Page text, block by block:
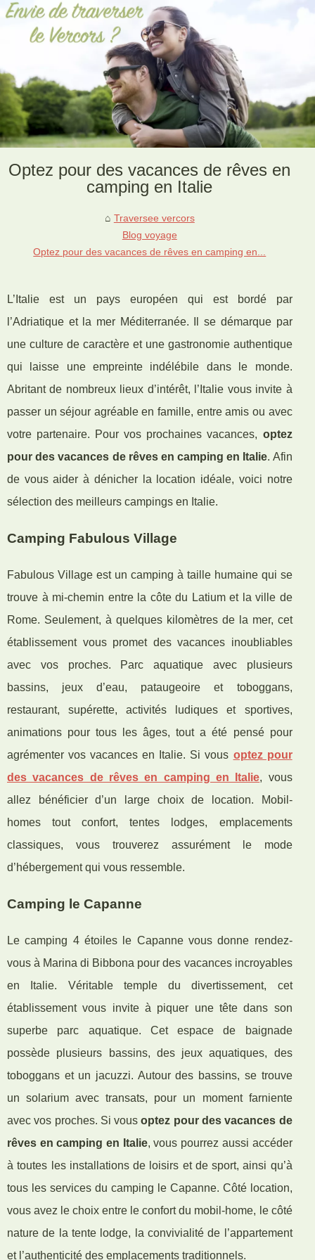
Optez pour des vacances de rêves en
camping en Italie
Traversee vercors
Blog voyage
Optez pour des vacances de rêves en camping en...
L’Italie est un pays européen qui est bordé par
l’Adriatique et la mer Méditerranée. Il se démarque par
une culture de caractère et une gastronomie authentique
qui laisse une empreinte indélébile dans le monde.
Abritant de nombreux lieux d’intérêt, l’Italie vous invite à
passer un séjour agréable en famille, entre amis ou avec
votre partenaire. Pour vos prochaines vacances, optez
pour des vacances de rêves en camping en Italie. Afin
de vous aider à dénicher la location idéale, voici notre
sélection des meilleurs campings en Italie.
Camping Fabulous Village
Fabulous Village est un camping à taille humaine qui se
trouve à mi-chemin entre la côte du Latium et la ville de
Rome. Seulement, à quelques kilomètres de la mer, cet
établissement vous promet des vacances inoubliables
avec vos proches. Parc aquatique avec plusieurs
bassins, jeux d’eau, pataugeoire et toboggans,
restaurant, supérette, activités ludiques et sportives,
animations pour tous les âges, tout a été pensé pour
agrémenter vos vacances en Italie. Si vous optez pour
des vacances de rêves en camping en Italie, vous
allez bénéficier d’un large choix de location. Mobil-
homes tout confort, tentes lodges, emplacements
classiques, vous trouverez assurément le mode
d’hébergement qui vous ressemble.
Camping le Capanne
Le camping 4 étoiles le Capanne vous donne rendez-
vous à Marina di Bibbona pour des vacances incroyables
en Italie. Véritable temple du divertissement, cet
établissement vous invite à piquer une tête dans son
superbe parc aquatique. Cet espace de baignade
possède plusieurs bassins, des jeux aquatiques, des
toboggans et un jacuzzi. Autour des bassins, se trouve
un solarium avec transats, pour un moment farniente
avec vos proches. Si vousoptez pour des vacances de
rêves en camping en Italie, vous pourrez aussi accéder
à toutes les installations de loisirs et de sport, ainsi qu’à
tous les services du camping le Capanne. Côté location,
vous avez le choix entre le confort du mobil-home, le côté
nature de la tente lodge, la convivialité de l’appartement
et l’authenticité des emplacements traditionnels.